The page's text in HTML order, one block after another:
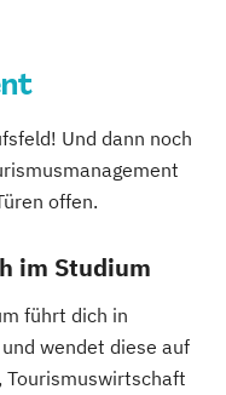
Und dann noch
offen.
im Studium
führt dich in
wendet diese auf
Tourismuswirtschaft